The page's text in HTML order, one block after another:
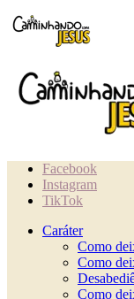
Facebook
Instagram
TikTok
Caráter
Como
Como
Como